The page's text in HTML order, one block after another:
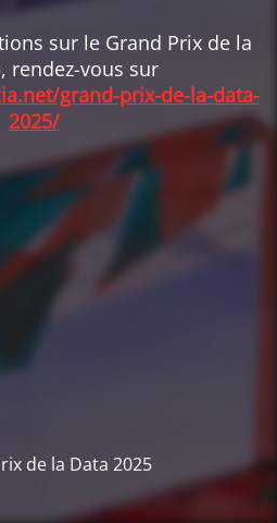
sur le Grand Prix de la
rendez-vous sur
grand-prix-de-la-data-
2025/
de la Data 2025